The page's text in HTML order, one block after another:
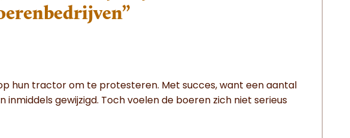
hun tractor om te protesteren. Met succes, want een aantal
gewijzigd. Toch voelen de boeren zich niet serieus